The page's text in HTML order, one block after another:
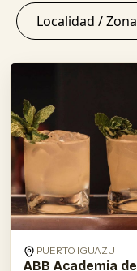
PUERTO IGUAZU
ABB Academia de